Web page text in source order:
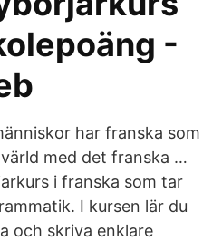
-
har franska som
med det franska …
i franska som tar
I kursen lär du
och skriva enklare